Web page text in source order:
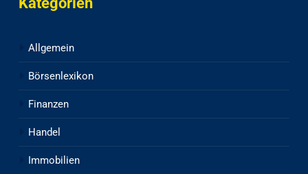
Allgemein
Börsenlexikon
Finanzen
Handel
Immobilien